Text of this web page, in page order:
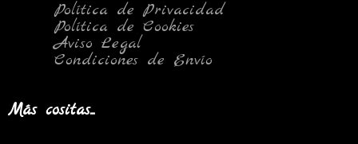
Política de Privacidad
Política de Cookies
Aviso Legal
Condiciones de Envío
Más cositas...